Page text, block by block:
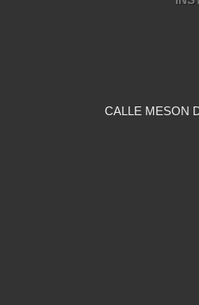
CALLE MESON